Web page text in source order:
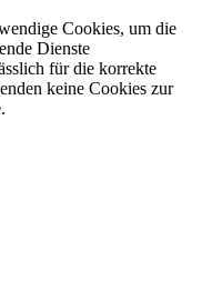
Cookies, um die
Dienste
für die korrekte
keine Cookies zur